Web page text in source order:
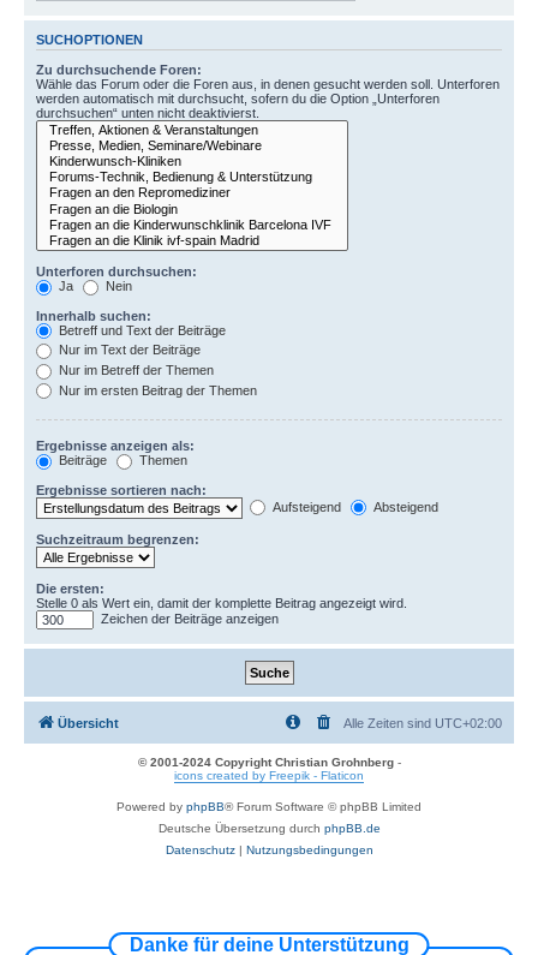
SUCHOPTIONEN
Zu durchsuchende Foren:
Wähle das Forum oder die Foren aus, in denen gesucht werden soll. Unterforen
werden automatisch mit durchsucht, sofern du die Option „Unterforen
durchsuchen“ unten nicht deaktivierst.
Unterforen durchsuchen:
Ja
Nein
Innerhalb suchen:
Betreff und Text der Beiträge
Nur im Text der Beiträge
Nur im Betreff der Themen
Nur im ersten Beitrag der Themen
Ergebnisse anzeigen als:
Beiträge
Themen
Ergebnisse sortieren nach:
Aufsteigend
Absteigend
Suchzeitraum begrenzen:
Die ersten:
Stelle 0 als Wert ein, damit der komplette Beitrag angezeigt wird.
Zeichen der Beiträge anzeigen
Übersicht Alle Zeiten sind UTC+02:00
© 2001-2024 Copyright Christian Grohnberg-
icons created by Freepik - Flaticon
Powered by phpBB® Forum Software © phpBB Limited
Deutsche Übersetzung durch phpBB.de
Datenschutz| Nutzungsbedingungen
Danke für deine Unterstützung